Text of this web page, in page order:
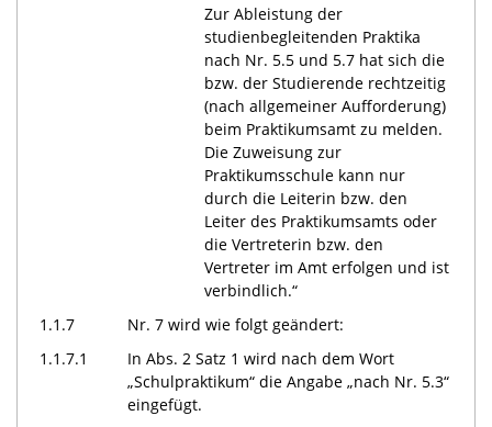
Zur Ableistung der
studienbegleitenden Praktika
nach Nr. 5.5 und 5.7 hat sich die
bzw. der Studierende rechtzeitig
(nach allgemeiner Aufforderung)
beim Praktikumsamt zu melden.
Die Zuweisung zur
Praktikumsschule kann nur
durch die Leiterin bzw. den
Leiter des Praktikumsamts oder
die Vertreterin bzw. den
Vertreter im Amt erfolgen und ist
verbindlich.“
1.1.7
Nr. 7 wird wie folgt geändert:
1.1.7.1
In Abs. 2 Satz 1 wird nach dem Wort
„Schulpraktikum“ die Angabe „nach Nr. 5.3“
eingefügt.